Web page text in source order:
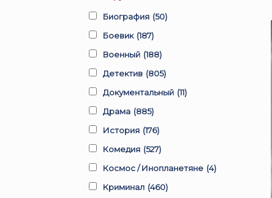
Биография (50)
Боевик (187)
Военный (188)
Детектив (805)
Документальный (11)
Драма (885)
История (176)
Комедия (527)
Космос / Инопланетяне (4)
Криминал (460)